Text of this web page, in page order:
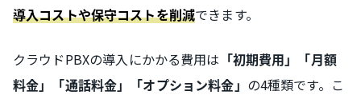
導入コストや保守コストを削減できます。
クラウドPBXの導入にかかる費用は 「初期費用」「月額
料金」「通話料金」「オプション料金」 の4種類です。こ